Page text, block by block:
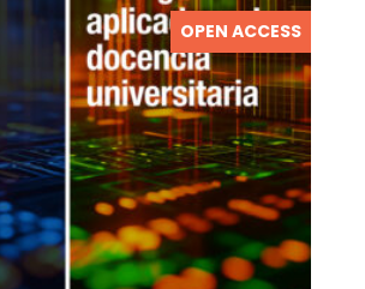
OPEN ACCESS